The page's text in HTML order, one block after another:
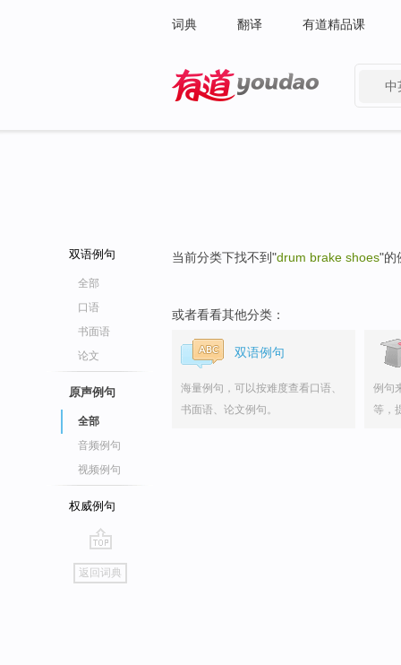
词典 翻译 有道精品课
中
双语例句
全部
口语
书面语
论文
原声例句
全部
音频例句
视频例句
权威例句
go
top
返回词典
当前分类下找不到"drum brake shoes"的
或者看看其他分类：
双语例句
海量例句，可以按难度查看口语、
书面语、论文例句。
例句
等，